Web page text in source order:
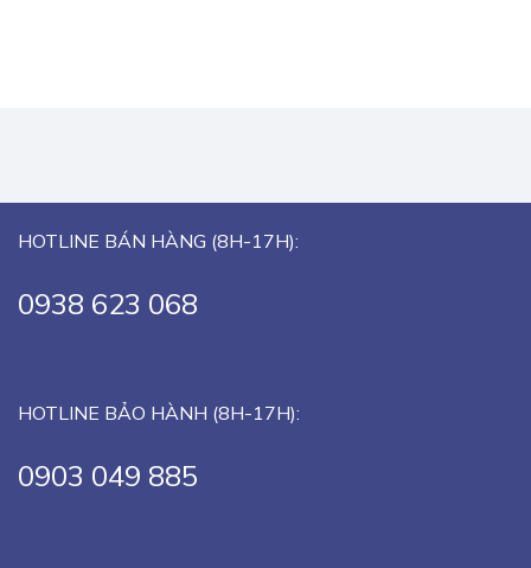
HOTLINE BÁN HÀNG (8H-17H):
0938 623 068
HOTLINE BẢO HÀNH (8H-17H):
0903 049 885